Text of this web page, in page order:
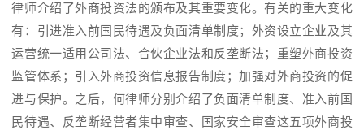
律师介绍了外商投资法的颁布及其重要变化。有关的重大变化
有：引进准入前国民待遇及负面清单制度；外资设立企业及其
运营统一适用公司法、合伙企业法和反垄断法；重塑外商投资
监管体系；引入外商投资信息报告制度；加强对外商投资的促
进与保护。之后，何律师分别介绍了负面清单制度、准入前国
民待遇、反垄断经营者集中审查、国家安全审查这五项外商投